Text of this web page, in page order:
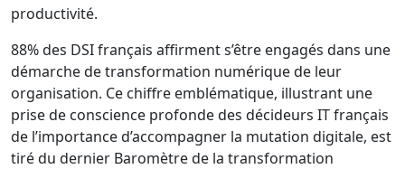
productivité.
88% des DSI français affirment s’être engagés dans une
démarche de transformation numérique de leur
organisation. Ce chiffre emblématique, illustrant une
prise de conscience profonde des décideurs IT français
de l’importance d’accompagner la mutation digitale, est
tiré du dernier Baromètre de la transformation